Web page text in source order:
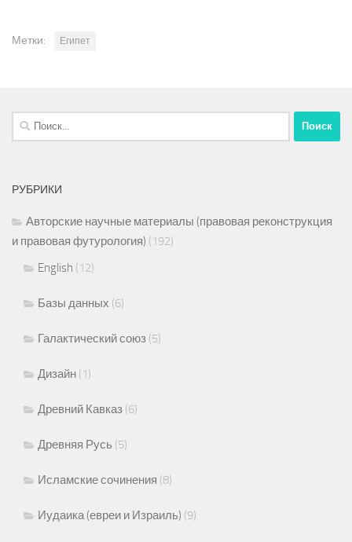
Метки: Египет
Найти:
РУБРИКИ
Авторские научные материалы (правовая реконструкция
и правовая футурология) (192)
English (12)
Базы данных (6)
Галактический союз (5)
Дизайн (1)
Древний Кавказ (6)
Древняя Русь (5)
Исламские сочинения (8)
Иудаика (евреи и Израиль) (9)